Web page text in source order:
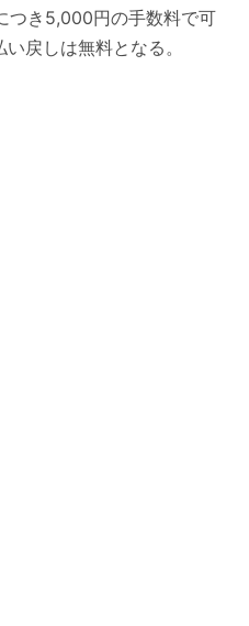
つき5,000円の手数料で可
戻しは無料となる。